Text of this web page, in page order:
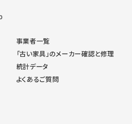
事業者一覧
「古い家具」のメーカー確認と修理
統計データ
よくあるご質問